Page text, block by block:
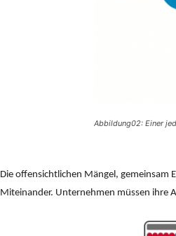
Abbildung02: Einer
Die offensichtlichen Mängel, gemeinsam
Miteinander. Unternehmen müssen ihre